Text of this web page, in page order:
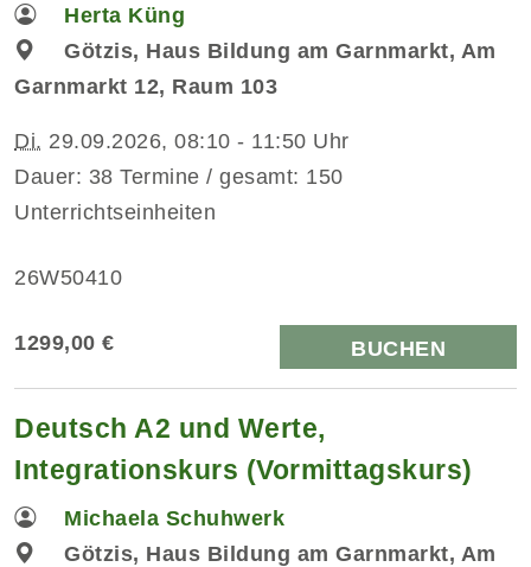
Herta Küng
Götzis, Haus Bildung am Garnmarkt, Am
Garnmarkt 12, Raum 103
Di. 29.09.2026, 08:10 - 11:50 Uhr
Dauer: 38 Termine / gesamt: 150
Unterrichtseinheiten
26W50410
1299,00 € BUCHEN
Deutsch A2 und Werte,
Integrationskurs (Vormittagskurs)
Michaela Schuhwerk
Götzis, Haus Bildung am Garnmarkt, Am